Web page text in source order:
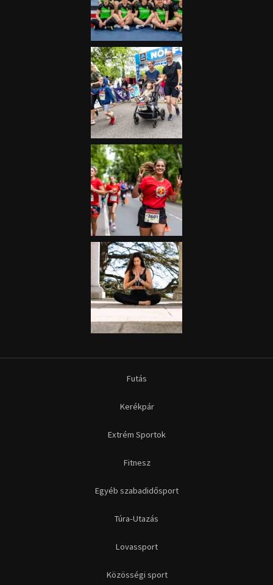
Futás
Kerékpár
Extrém Sportok
Fitnesz
Egyéb szabadidősport
Túra-Utazás
Lovassport
Közösségi sport